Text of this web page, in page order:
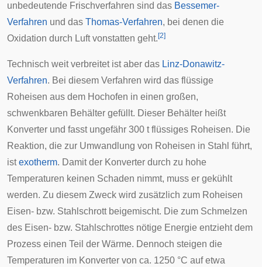
unbedeutende Frischverfahren sind das Bessemer-
Verfahren und das Thomas-Verfahren, bei denen die
Oxidation durch Luft vonstatten geht. [2]
Technisch weit verbreitet ist aber das Linz-Donawitz-
Verfahren. Bei diesem Verfahren wird das flüssige
Roheisen aus dem Hochofen in einen großen,
schwenkbaren Behälter gefüllt. Dieser Behälter heißt
Konverter und fasst ungefähr 300 t flüssiges Roheisen. Die
Reaktion, die zur Umwandlung von Roheisen in Stahl führt,
istexotherm. Damit der Konverter durch zu hohe
Temperaturen keinen Schaden nimmt, muss er gekühlt
werden. Zu diesem Zweck wird zusätzlich zum Roheisen
Eisen- bzw. Stahlschrott beigemischt. Die zum Schmelzen
des Eisen- bzw. Stahlschrottes nötige Energie entzieht dem
Prozess einen Teil der Wärme. Dennoch steigen die
Temperaturen im Konverter von ca. 1250 °C auf etwa